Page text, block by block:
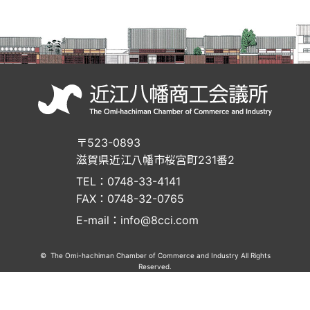
〒523-0893
滋賀県近江八幡市桜宮町231番2
TEL：0748-33-4141
FAX：0748-32-0765
E-mail：info@8cci.com
© The Omi-hachiman Chamber of Commerce and Industry All Rights
Reserved.